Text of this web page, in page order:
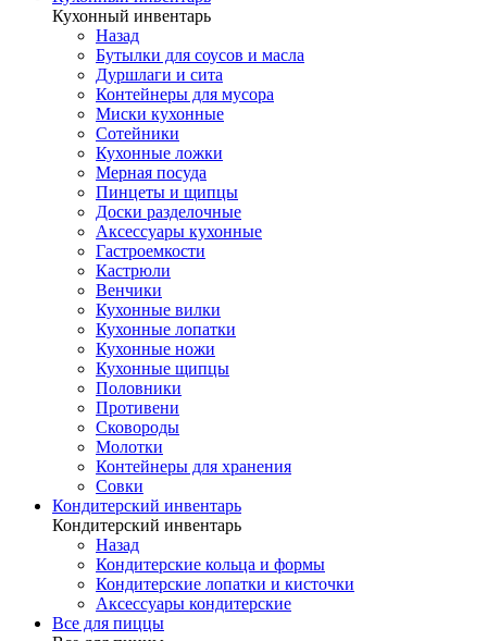
Кухонный инвентарь
Назад
Бутылки для соусов и масла
Дуршлаги и сита
Контейнеры для мусора
Миски кухонные
Сотейники
Кухонные ложки
Мерная посуда
Пинцеты и щипцы
Доски разделочные
Аксессуары кухонные
Гастроемкости
Кастрюли
Венчики
Кухонные вилки
Кухонные лопатки
Кухонные ножи
Кухонные щипцы
Половники
Противени
Сковороды
Молотки
Контейнеры для хранения
Совки
Кондитерский инвентарь
Кондитерский инвентарь
Назад
Кондитерские кольца и формы
Кондитерские лопатки и кисточки
Аксессуары кондитерские
Все для пиццы